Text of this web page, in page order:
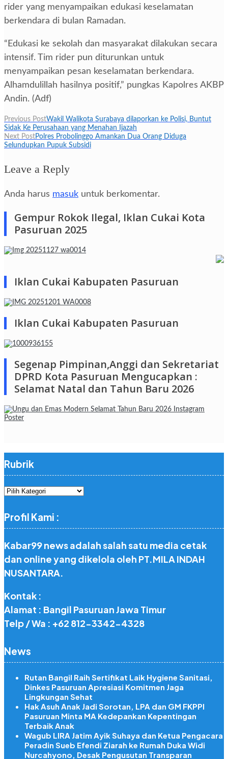
rider yang menyampaikan edukasi keselamatan
berkendara di bulan Ramadan.
“Edukasi ke sekolah dan masyarakat dilakukan secara
intensif. Tim rider pun diturunkan untuk
menyampaikan pesan keselamatan berkendara.
Alhamdulillah hasilnya positif,” pungkas Kapolres AKBP
Andin. (Adf)
Navigasi
pos
Previous PostWakil Walikota Surabaya dilaporkan ke Polisi, Buntut
Sidak Ke Perusahaan yang Menahan Ijazah
Next PostPolres Probolinggo Amankan Dua Orang Diduga
Selundupkan Pupuk Subsidi
Leave a Reply
Anda harus masuk untuk berkomentar.
Gempur Rokok Ilegal, Iklan Cukai Kota
Pasuruan 2025
Iklan Cukai Kabupaten Pasuruan
Iklan Cukai Kabupaten Pasuruan
Segenap Pimpinan,Anggi dan Sekretariat
DPRD Kota Pasuruan Mengucapkan :
Selamat Natal dan Tahun Baru 2026
Rubrik
Rubrik
Profil Kami :
Kabar99 news adalah salah satu media cetak
dan online yang dikelola oleh PT.MILA INDAH
NUSANTARA.
Kontak :
Alamat : Bangil Pasuruan Jawa Timur
Telp / Wa : +62 812-3342-4328
News
Rutan Bangil Raih Sertifikat Laik Hygiene Sanitasi,
Dinkes Pasuruan Apresiasi Komitmen Jaga
Lingkungan Sehat
Hak Asuh Anak Jadi Sorotan, LPA dan GM FKPPI
Pasuruan Minta MA Kedepankan Kepentingan
Terbaik Anak
Wagub LIRA Jatim Ayik Suhaya dan Ketua Pengacara
Peradin Sueb Efendi Ziarah ke Rumah Duka Widi
Nurcahyono, Desak Pengusutan Transparan